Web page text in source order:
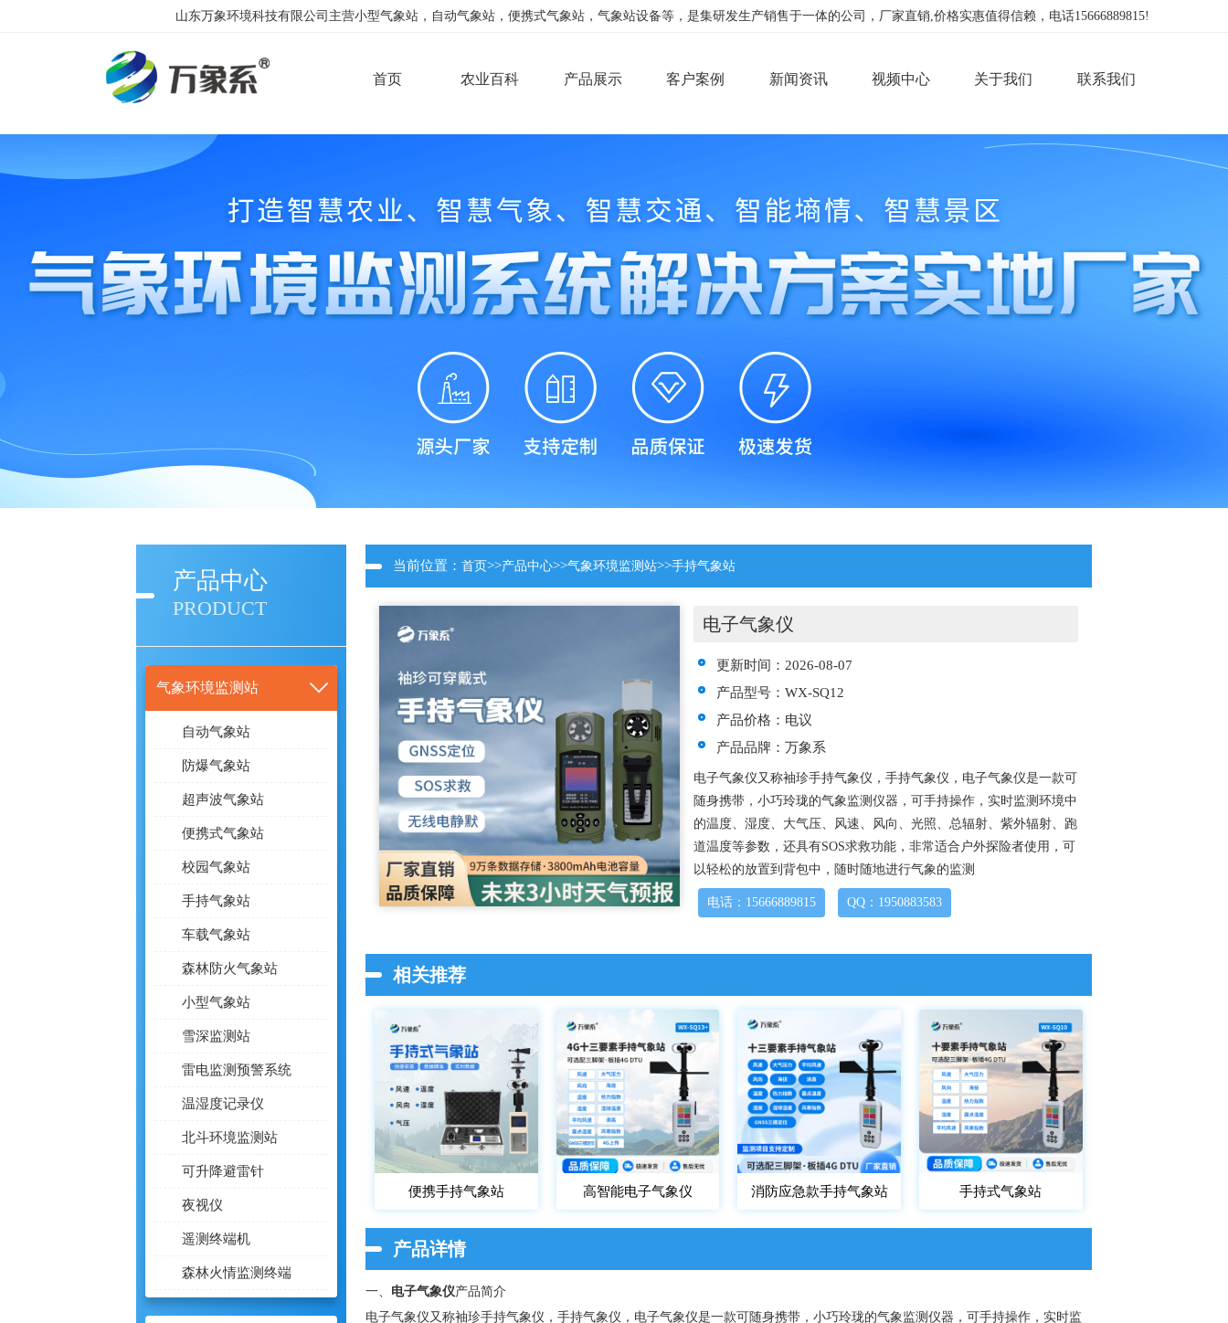
山东万象环境科技有限公司主营小型气象站，自动气象站，便携式气象站，气象站设备等，是集研发生产销售于一体的公司，厂家直销,价格实惠值得信赖，电话15666889815!
首页 农业百科 产品展示 客户案例 新闻资讯 视频中心 关于我们 联系我们
产品中心
PRODUCT
气象环境监测站
自动气象站
防爆气象站
超声波气象站
便携式气象站
校园气象站
手持气象站
车载气象站
森林防火气象站
小型气象站
雪深监测站
雷电监测预警系统
温湿度记录仪
北斗环境监测站
可升降避雷针
夜视仪
遥测终端机
森林火情监测终端
当前位置：首页>>产品中心>>气象环境监测站>>手持气象站
电子气象仪
更新时间：2026-08-07
产品型号：WX-SQ12
产品价格：电议
产品品牌：万象系
电子气象仪又称袖珍手持气象仪，手持气象仪，电子气象仪是一款可
随身携带，小巧玲珑的气象监测仪器，可手持操作，实时监测环境中
的温度、湿度、大气压、风速、风向、光照、总辐射、紫外辐射、跑
道温度等参数，还具有SOS求救功能，非常适合户外探险者使用，可
以轻松的放置到背包中，随时随地进行气象的监测
电话：15666889815 QQ：1950883583
相关推荐
便携手持气象站 高智能电子气象仪 消防应急款手持气象站 手持式气象站
产品详情
一、 电子气象仪产品简介
电子气象仪又称袖珍手持气象仪，手持气象仪，电子气象仪是一款可随身携带，小巧玲珑的气象监测仪器，可手持操作，实时监